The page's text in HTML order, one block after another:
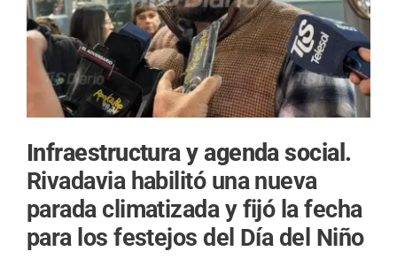
Infraestructura y agenda social.
Rivadavia habilitó una nueva
parada climatizada y fijó la fecha
para los festejos del Día del Niño